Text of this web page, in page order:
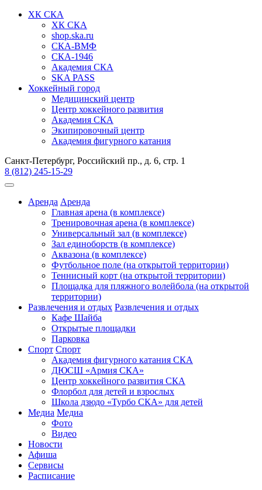
ХК СКА
ХК СКА
shop.ska.ru
СКА-ВМФ
СКА-1946
Академия СКА
SKA PASS
Хоккейный город
Медицинский центр
Центр хоккейного развития
Академия СКА
Экипировочный центр
Академия фигурного катания
Санкт-Петербург, Российский пр., д. 6, стр. 1
8 (812) 245-15-29
Аренда Аренда
Главная арена (в комплексе)
Тренировочная арена (в комплексе)
Универсальный зал (в комплексе)
Зал единоборств (в комплексе)
Аквазона (в комплексе)
Футбольное поле (на открытой территории)
Теннисный корт (на открытой территории)
Площадка для пляжного волейбола (на открытой
территории)
Развлечения и отдых Развлечения и отдых
Кафе Шайба
Открытые площадки
Парковка
Спорт Спорт
Академия фигурного катания СКА
ДЮСШ «Армия СКА»
Центр хоккейного развития СКА
Флорбол для детей и взрослых
Школа дзюдо «Турбо СКА» для детей
Медиа Медиа
Фото
Видео
Новости
Афиша
Сервисы
Расписание